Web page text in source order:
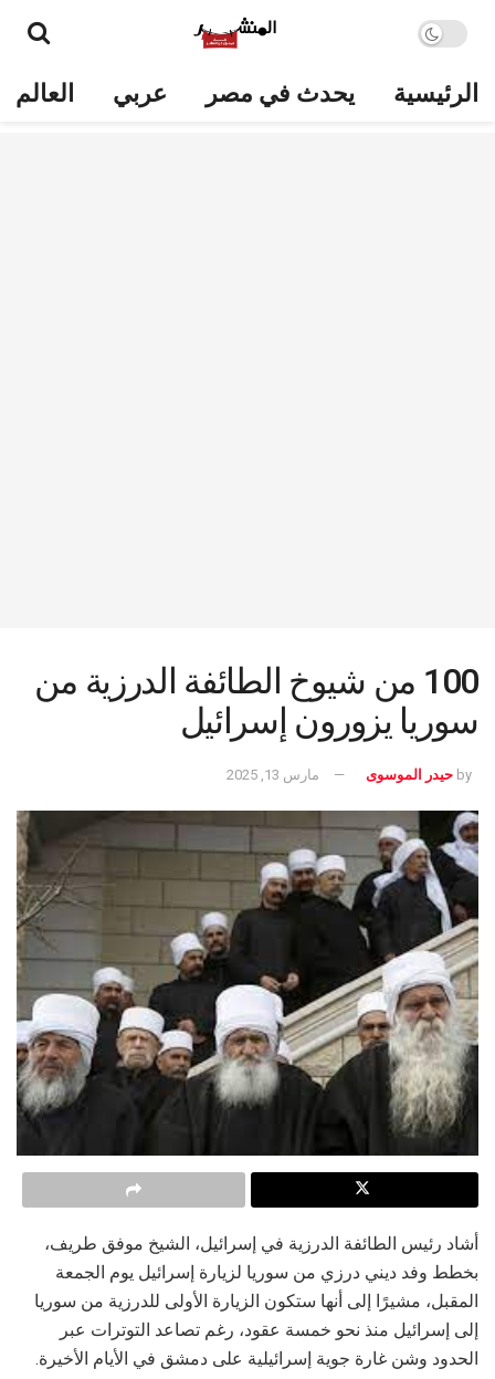
الرئيسية يحدث في مصر عربي العالم
100 من شيوخ الطائفة الدرزية من
سوريا يزورون إسرائيل
by حيدر الموسوى مارس 13, 2025
أشاد رئيس الطائفة الدرزية في إسرائيل، الشيخ موفق طريف،
بخطط وفد ديني درزي من سوريا لزيارة إسرائيل يوم الجمعة
المقبل، مشيرًا إلى أنها ستكون الزيارة الأولى للدرزية من سوريا
إلى إسرائيل منذ نحو خمسة عقود، رغم تصاعد التوترات عبر
الحدود وشن غارة جوية إسرائيلية على دمشق في الأيام الأخيرة.